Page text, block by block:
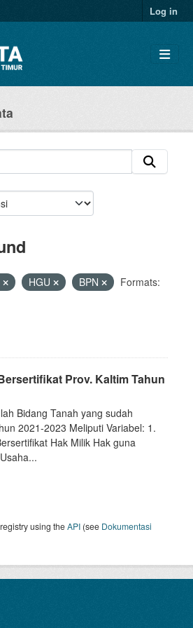
Log in
HGU BPN
Formats:
Prov. Kaltim Tahun
Bidang Tanah yang sudah
2021-2023 Meliputi Variabel: 1.
Hak Milik Hak guna
using theAPI (see Dokumentasi